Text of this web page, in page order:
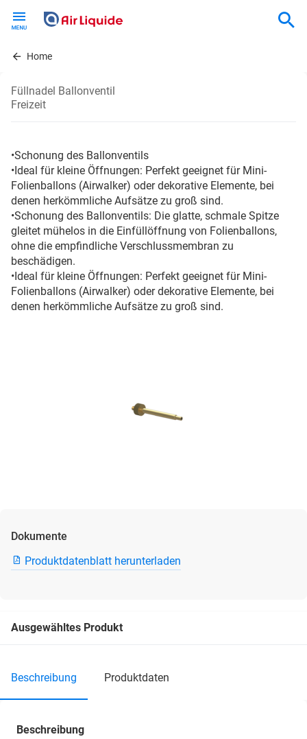
contentHome
Füllnadel Ballonventil
Freizeit
•Schonung des Ballonventils
•Ideal für kleine Öffnungen: Perfekt geeignet für Mini-
Folienballons (Airwalker) oder dekorative Elemente, bei
denen herkömmliche Aufsätze zu groß sind.
•Schonung des Ballonventils: Die glatte, schmale Spitze
gleitet mühelos in die Einfüllöffnung von Folienballons,
ohne die empfindliche Verschlussmembran zu
beschädigen.
•Ideal für kleine Öffnungen: Perfekt geeignet für Mini-
Folienballons (Airwalker) oder dekorative Elemente, bei
denen herkömmliche Aufsätze zu groß sind.
Dokumente
Produktdatenblatt herunterladen
Ausgewähltes Produkt
beschreibung produktdaten
Beschreibung